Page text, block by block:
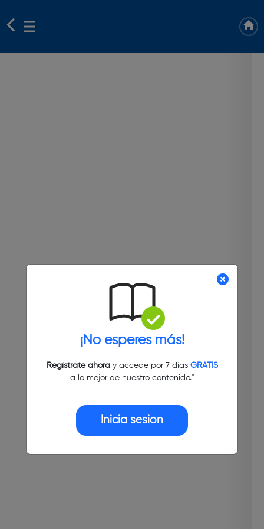
¡No esperes más!
Regístrate ahoray accede por 7 días GRATIS
a lo mejor de nuestro contenido."
Inicia sesión